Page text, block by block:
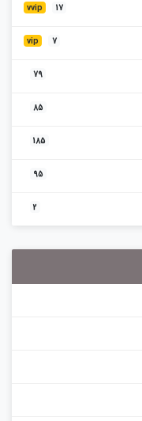
vvip 17
vip 7
79
85
185
95
2